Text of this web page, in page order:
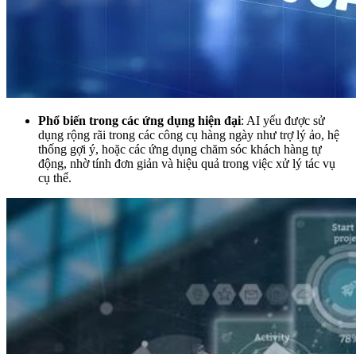
Phổ biến trong các ứng dụng hiện đại: AI yếu được sử
dụng rộng rãi trong các công cụ hàng ngày như trợ lý ảo, hệ
thống gợi ý, hoặc các ứng dụng chăm sóc khách hàng tự
động, nhờ tính đơn giản và hiệu quả trong việc xử lý tác vụ
cụ thể.